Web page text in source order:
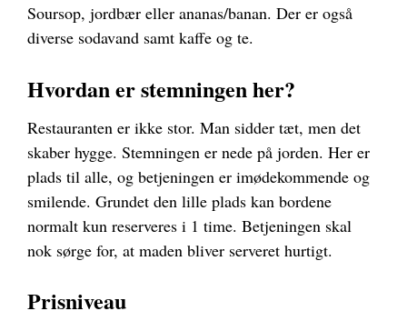
Soursop, jordbær eller ananas/banan. Der er også
diverse sodavand samt kaffe og te.
Hvordan er stemningen her?
Restauranten er ikke stor. Man sidder tæt, men det
skaber hygge. Stemningen er nede på jorden. Her er
plads til alle, og betjeningen er imødekommende og
smilende. Grundet den lille plads kan bordene
normalt kun reserveres i 1 time. Betjeningen skal
nok sørge for, at maden bliver serveret hurtigt.
Prisniveau